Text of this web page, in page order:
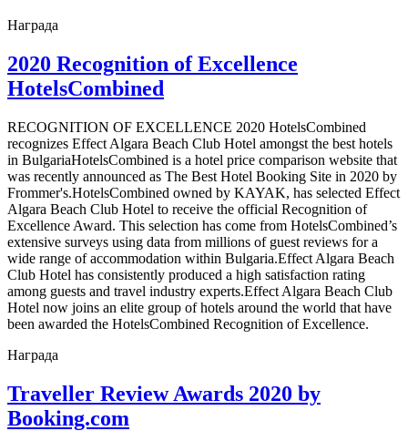
Награда
2020 Recognition of Excellence
HotelsCombined
RECOGNITION OF EXCELLENCE 2020 HotelsCombined
recognizes Effect Algara Beach Club Hotel amongst the best hotels
in BulgariaHotelsCombined is a hotel price comparison website that
was recently announced as The Best Hotel Booking Site in 2020 by
Frommer's.HotelsCombined owned by KAYAK, has selected Effect
Algara Beach Club Hotel to receive the official Recognition of
Excellence Award. This selection has come from HotelsCombined’s
extensive surveys using data from millions of guest reviews for a
wide range of accommodation within Bulgaria.Effect Algara Beach
Club Hotel has consistently produced a high satisfaction rating
among guests and travel industry experts.Effect Algara Beach Club
Hotel now joins an elite group of hotels around the world that have
been awarded the HotelsCombined Recognition of Excellence.
Награда
Traveller Review Awards 2020 by
Booking.com